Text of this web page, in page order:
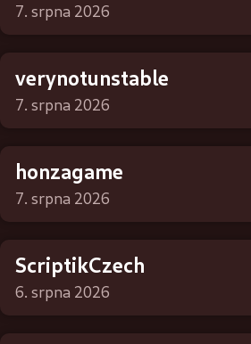
7. srpna 2026
verynotunstable
7. srpna 2026
honzagame
7. srpna 2026
ScriptikCzech
6. srpna 2026